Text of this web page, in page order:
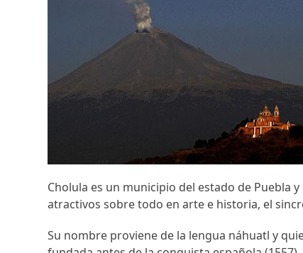
Cholula es un municipio del estado de Puebla
atractivos sobre todo en arte e historia, el
Su nombre proviene de la lengua náhuatl y